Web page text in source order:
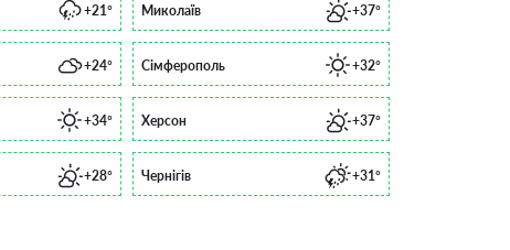
+21° Миколаїв +37°
+24° Сімферополь +32°
+34° Херсон +37°
+28° Чернігів +31°